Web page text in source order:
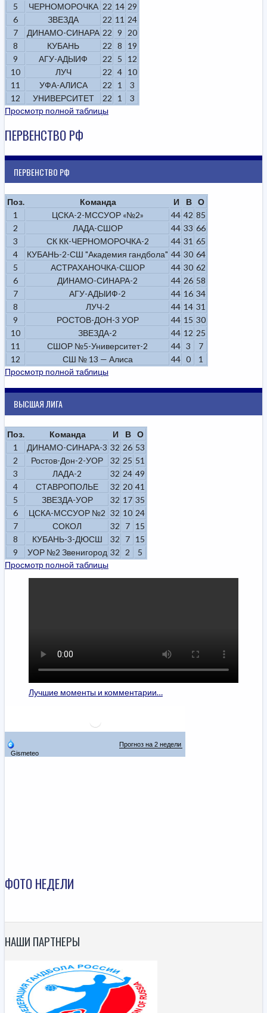
5
ЧЕРНОМОРОЧКА 22 14 29
6
ЗВЕЗДА 22 11 24
7
ДИНАМО-СИНАРА 22 9
20
8
КУБАНЬ 22 8
19
9
АГУ-АДЫИФ 22 5
12
10
ЛУЧ 22 4 10
11
УФА-АЛИСА 22 1
3
12
УНИВЕРСИТЕТ 22 1
3
Просмотр полной таблицы
ПЕРВЕНСТВО РФ
ПЕРВЕНСТВО РФ
Поз. Команда И В
О
1
ЦСКА-2-МССУОР «№2» 44 42 85
2
ЛАДА-СШОР 44 33 66
3
СК КК-ЧЕРНОМОРОЧКА-2 44 31 65
4
КУБАНЬ-2-СШ "Академия гандбола" 44 30 64
5
АСТРАХАНОЧКА-СШОР 44 30 62
6
ДИНАМО-СИНАРА-2 44 26 58
7
АГУ-АДЫИФ-2 44 16 34
8
ЛУЧ-2 44 14 31
9
РОСТОВ-ДОН-3 УОР 44 15 30
10
ЗВЕЗДА-2 44 12 25
11
СШОР №5-Университет-2 44 3
7
12
СШ № 13 — Алиса 44 0
1
Просмотр полной таблицы
ВЫСШАЯ ЛИГА
Поз. Команда И В
О
1
ДИНАМО-СИНАРА-3 32 26 53
2
Ростов-Дон-2-УОР 32 25 51
3
ЛАДА-2 32 24 49
4
СТАВРОПОЛЬЕ 32 20 41
5
ЗВЕЗДА-УОР 32 17 35
6
ЦСКА-МССУОР №2 32 10 24
7
СОКОЛ 32 7 15
8
КУБАНЬ-3-ДЮСШ 32 7 15
9
УОР №2 Звенигород 32 2
5
Просмотр полной таблицы
Лучшие моменты и комментарии…
ФОТО НЕДЕЛИ
НАШИ ПАРТНЕРЫ